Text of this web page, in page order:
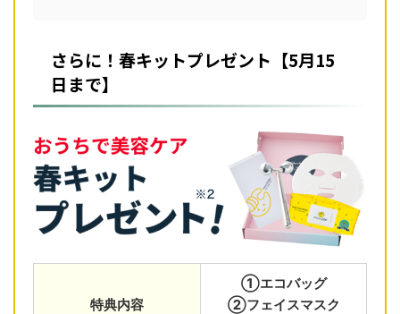
さらに！春キットプレゼント【5月15
日まで】
特典内容
①エコバッグ
②フェイスマスク